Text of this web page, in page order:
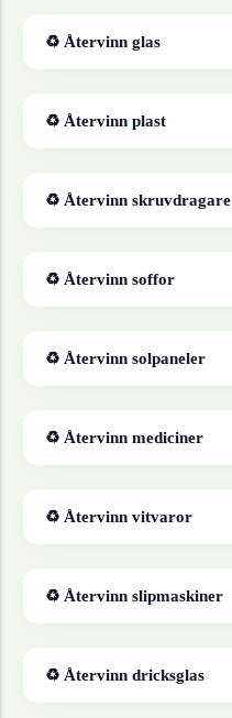
♻ Återvinn glas
♻ Återvinn plast
♻ Återvinn skruvdragare
♻ Återvinn soffor
♻ Återvinn solpaneler
♻ Återvinn mediciner
♻ Återvinn vitvaror
♻ Återvinn slipmaskiner
♻ Återvinn dricksglas